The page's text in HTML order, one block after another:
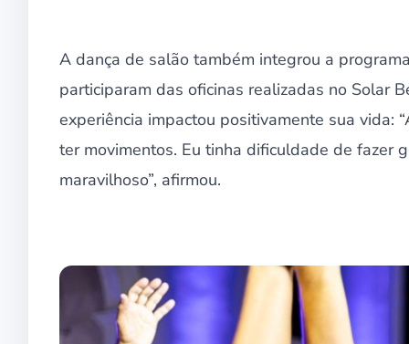
A dança de salão também integrou a
participaram das oficinas realizadas no Solar
experiência impactou positivamente sua vida:
ter movimentos. Eu tinha dificuldade de fazer
maravilhoso”, afirmou.